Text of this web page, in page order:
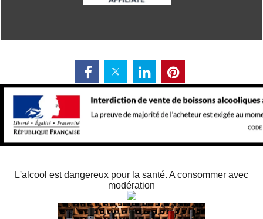
L'alcool est dangereux pour la santé. A consommer avec
modération